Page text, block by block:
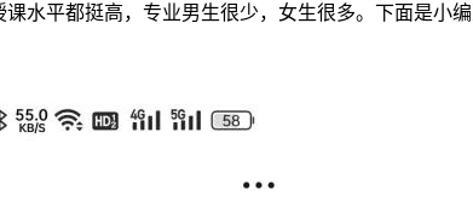
水平都挺高，专业男生很少，女生很多。下面是小